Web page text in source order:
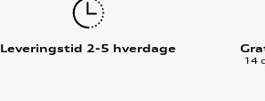
Leveringstid 2-5 hverdage
14